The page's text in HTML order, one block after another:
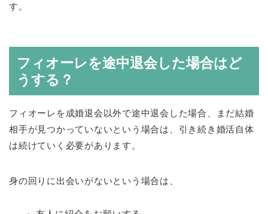
す。
フィオーレを途中退会した場合はど
うする？
フィオーレを成婚退会以外で途中退会した場合、まだ結婚
相手が見つかっていないという場合は、引き続き婚活自体
は続けていく必要があります。
身の回りに出会いがないという場合は、